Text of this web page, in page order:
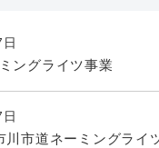
ングライツ事業
市道ネーミングライ